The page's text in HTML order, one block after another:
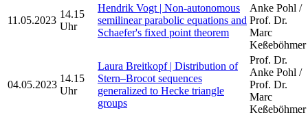
11.05.2023
14.15
Uhr
Hendrik Vogt | Non-autonomous
semilinear parabolic equations and
Schaefer's fixed point theorem
Anke Pohl /
Prof. Dr.
Marc
Keßeböhmer
04.05.2023
14.15
Uhr
Laura Breitkopf | Distribution of
Stern–Brocot sequences
generalized to Hecke triangle
groups
Prof. Dr.
Anke Pohl /
Prof. Dr.
Marc
Keßeböhmer